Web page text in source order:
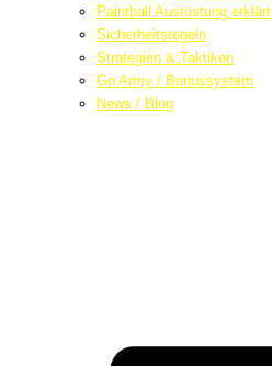
Paintball Ausrüstung erklärt
Sicherheitsregeln
Strategien & Taktiken
Go Army / Bonussystem
News / Blog